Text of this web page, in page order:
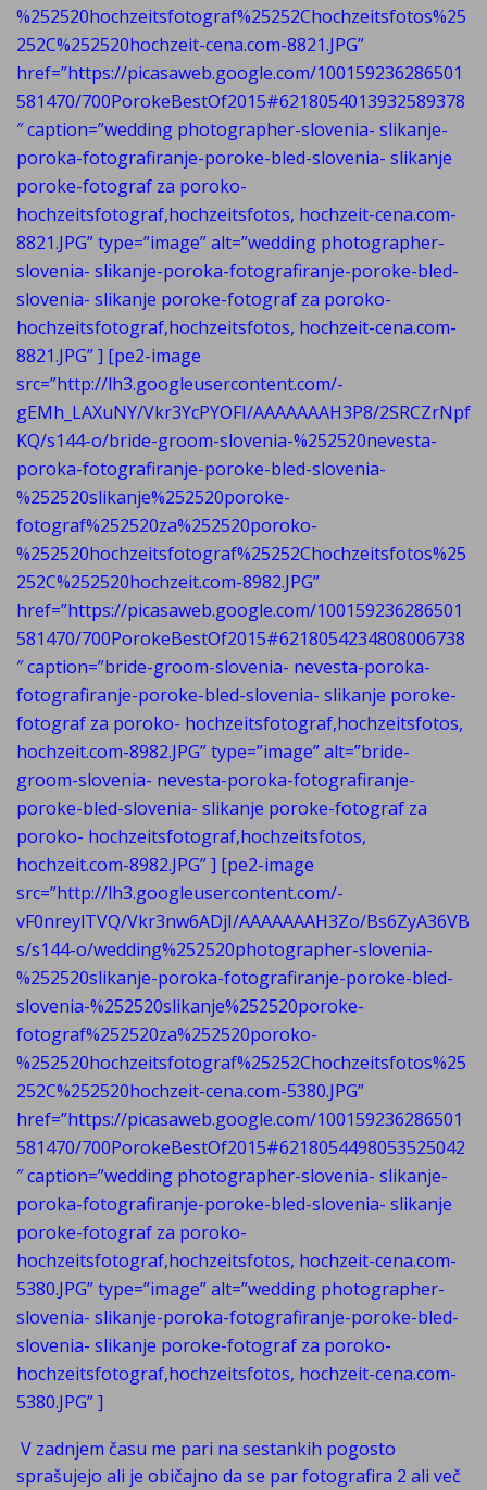
%252520hochzeitsfotograf%25252Chochzeitsfotos%25
252C%252520hochzeit-cena.com-8821.JPG”
href=”https://picasaweb.google.com/100159236286501
581470/700PorokeBestOf2015#6218054013932589378
″ caption=”wedding photographer-slovenia- slikanje-
poroka-fotografiranje-poroke-bled-slovenia- slikanje
poroke-fotograf za poroko-
hochzeitsfotograf,hochzeitsfotos, hochzeit-cena.com-
8821.JPG” type=”image” alt=”wedding photographer-
slovenia- slikanje-poroka-fotografiranje-poroke-bled-
slovenia- slikanje poroke-fotograf za poroko-
hochzeitsfotograf,hochzeitsfotos, hochzeit-cena.com-
8821.JPG” ] [pe2-image
src=”http://lh3.googleusercontent.com/-
gEMh_LAXuNY/Vkr3YcPYOFI/AAAAAAAH3P8/2SRCZrNpf
KQ/s144-o/bride-groom-slovenia-%252520nevesta-
poroka-fotografiranje-poroke-bled-slovenia-
%252520slikanje%252520poroke-
fotograf%252520za%252520poroko-
%252520hochzeitsfotograf%25252Chochzeitsfotos%25
252C%252520hochzeit.com-8982.JPG”
href=”https://picasaweb.google.com/100159236286501
581470/700PorokeBestOf2015#6218054234808006738
″ caption=”bride-groom-slovenia- nevesta-poroka-
fotografiranje-poroke-bled-slovenia- slikanje poroke-
fotograf za poroko- hochzeitsfotograf,hochzeitsfotos,
hochzeit.com-8982.JPG” type=”image” alt=”bride-
groom-slovenia- nevesta-poroka-fotografiranje-
poroke-bled-slovenia- slikanje poroke-fotograf za
poroko- hochzeitsfotograf,hochzeitsfotos,
hochzeit.com-8982.JPG” ] [pe2-image
src=”http://lh3.googleusercontent.com/-
vF0nreylTVQ/Vkr3nw6ADjI/AAAAAAAH3Zo/Bs6ZyA36VB
s/s144-o/wedding%252520photographer-slovenia-
%252520slikanje-poroka-fotografiranje-poroke-bled-
slovenia-%252520slikanje%252520poroke-
fotograf%252520za%252520poroko-
%252520hochzeitsfotograf%25252Chochzeitsfotos%25
252C%252520hochzeit-cena.com-5380.JPG”
href=”https://picasaweb.google.com/100159236286501
581470/700PorokeBestOf2015#6218054498053525042
″ caption=”wedding photographer-slovenia- slikanje-
poroka-fotografiranje-poroke-bled-slovenia- slikanje
poroke-fotograf za poroko-
hochzeitsfotograf,hochzeitsfotos, hochzeit-cena.com-
5380.JPG” type=”image” alt=”wedding photographer-
slovenia- slikanje-poroka-fotografiranje-poroke-bled-
slovenia- slikanje poroke-fotograf za poroko-
hochzeitsfotograf,hochzeitsfotos, hochzeit-cena.com-
5380.JPG” ]
V zadnjem času me pari na sestankih pogosto
sprašujejo ali je običajno da se par fotografira 2 ali več